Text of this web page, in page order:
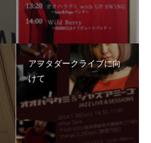
アフタダークライブに向
けて